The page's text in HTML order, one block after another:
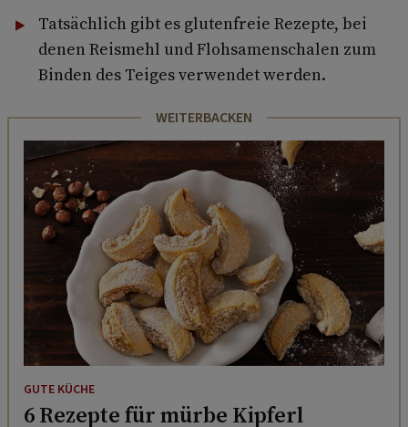
Tatsächlich gibt es glutenfreie Rezepte, bei
denen Reismehl und Flohsamenschalen zum
Binden des Teiges verwendet werden.
WEITERBACKEN
GUTE KÜCHE
6 Rezepte für mürbe Kipferl